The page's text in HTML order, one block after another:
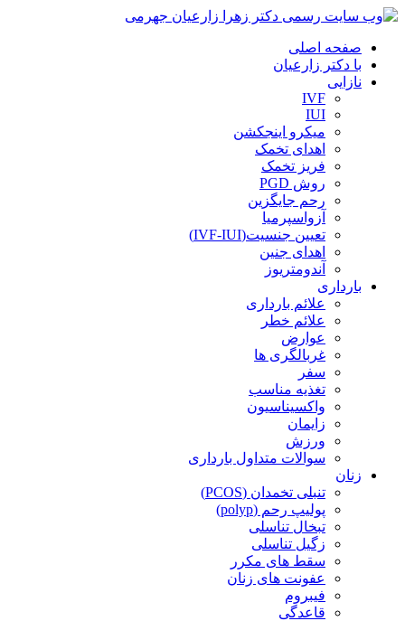
صفحه اصلی
با دکتر زارعیان
نازایی
IVF
IUI
میکرو اینجکشن
اهدای تخمک
فریز تخمک
روش PGD
رحم جایگزین
آزواسپرمیا
تعیین جنسیت(IVF-IUI)
اهدای جنین
آندومتریوز
بارداری
علائم بارداری
علائم خطر
عوارض
غربالگری ها
سفر
تغذیه مناسب
واکسیناسیون
زایمان
ورزش
سوالات متداول بارداری
زنان
تنبلی تخمدان (PCOS)
پولیپ رحم (polyp)
تبخال تناسلی
زگیل تناسلی
سقط های مکرر
عفونت های زنان
فیبروم
قاعدگی